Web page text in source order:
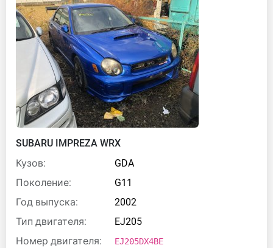
SUBARU IMPREZA WRX
Кузов:
GDA
Поколение:
G11
Год выпуска:
2002
Тип двигателя:
EJ205
Номер двигателя:
EJ205DX4BE